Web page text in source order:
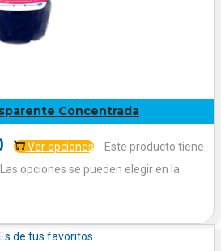
Concentrada
Ver opciones
Este producto tiene
opciones se pueden elegir en la
Es de tus favoritos